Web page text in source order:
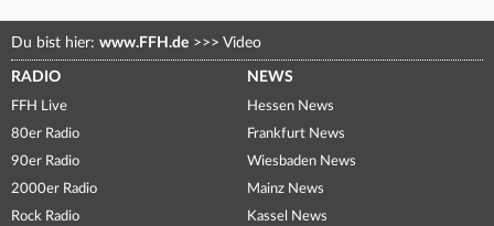
Du bist hier: www.FFH.de >>> Video
RADIO
FFH Live
80er Radio
90er Radio
2000er Radio
Rock Radio
NEWS
Hessen News
Frankfurt News
Wiesbaden News
Mainz News
Kassel News